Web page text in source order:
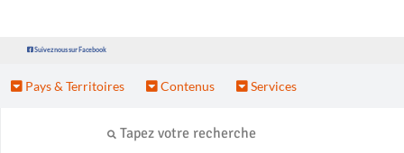
Suivez nous sur Facebook
Pays & Territoires Contenus Services